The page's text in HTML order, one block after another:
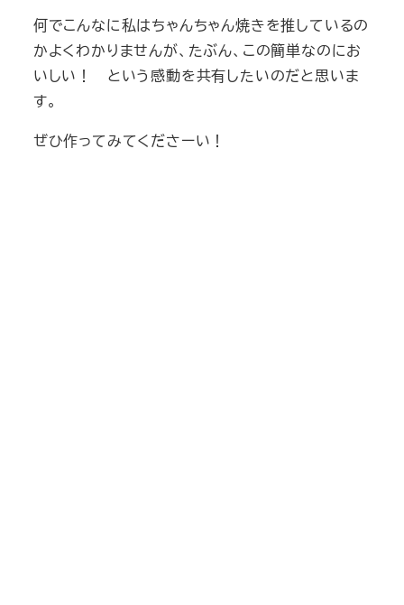
何でこんなに私はちゃんちゃん焼きを推しているの
かよくわかりませんが、たぶん、この簡単なのにお
いしい！ という感動を共有したいのだと思いま
す。
ぜひ作ってみてくださーい！